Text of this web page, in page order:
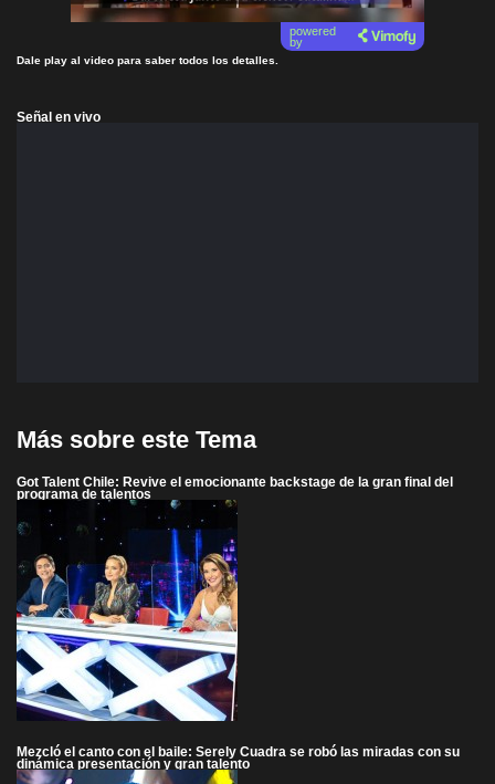
powered
by
Dale play al video para saber todos los detalles.
Señal en vivo
Más sobre este Tema
Got Talent Chile: Revive el emocionante backstage de la gran final del
programa de talentos
Mezcló el canto con el baile: Serely Cuadra se robó las miradas con su
dinámica presentación y gran talento